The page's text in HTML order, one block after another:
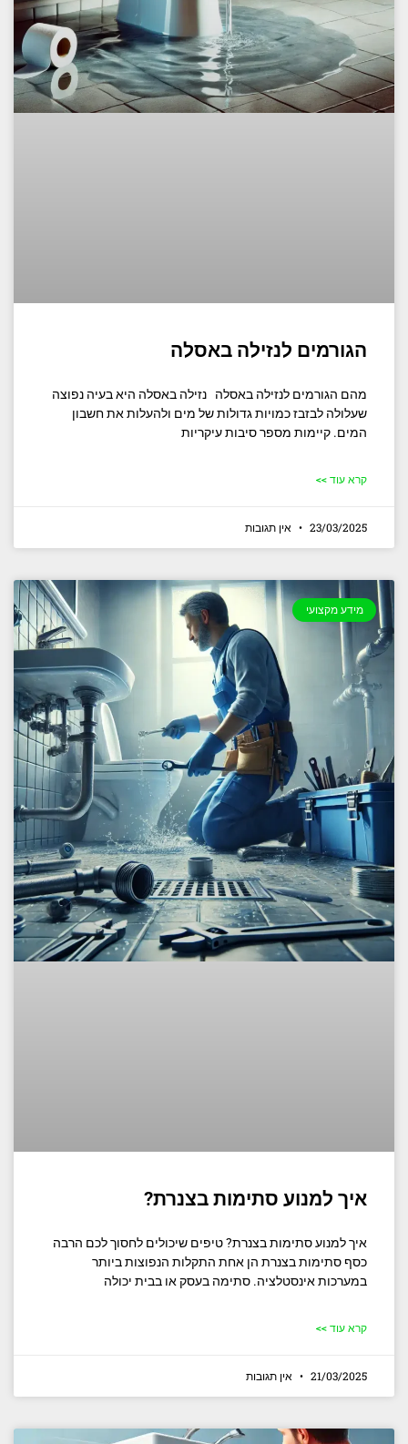
הגורמים לנזילה באסלה
מהם הגורמים לנזילה באסלה נזילה באסלה היא בעיה נפוצה
שעלולה לבזבז כמויות גדולות של מים ולהעלות את חשבון
המים. קיימות מספר סיבות עיקריות
קרא עוד >>
23/03/2025 אין תגובות
מידע מקצועי
איך למנוע סתימות בצנרת?
איך למנוע סתימות בצנרת? טיפים שיכולים לחסוך לכם הרבה
כסף סתימות בצנרת הן אחת התקלות הנפוצות ביותר
במערכות אינסטלציה. סתימה בעסק או בבית יכולה
קרא עוד >>
21/03/2025 אין תגובות